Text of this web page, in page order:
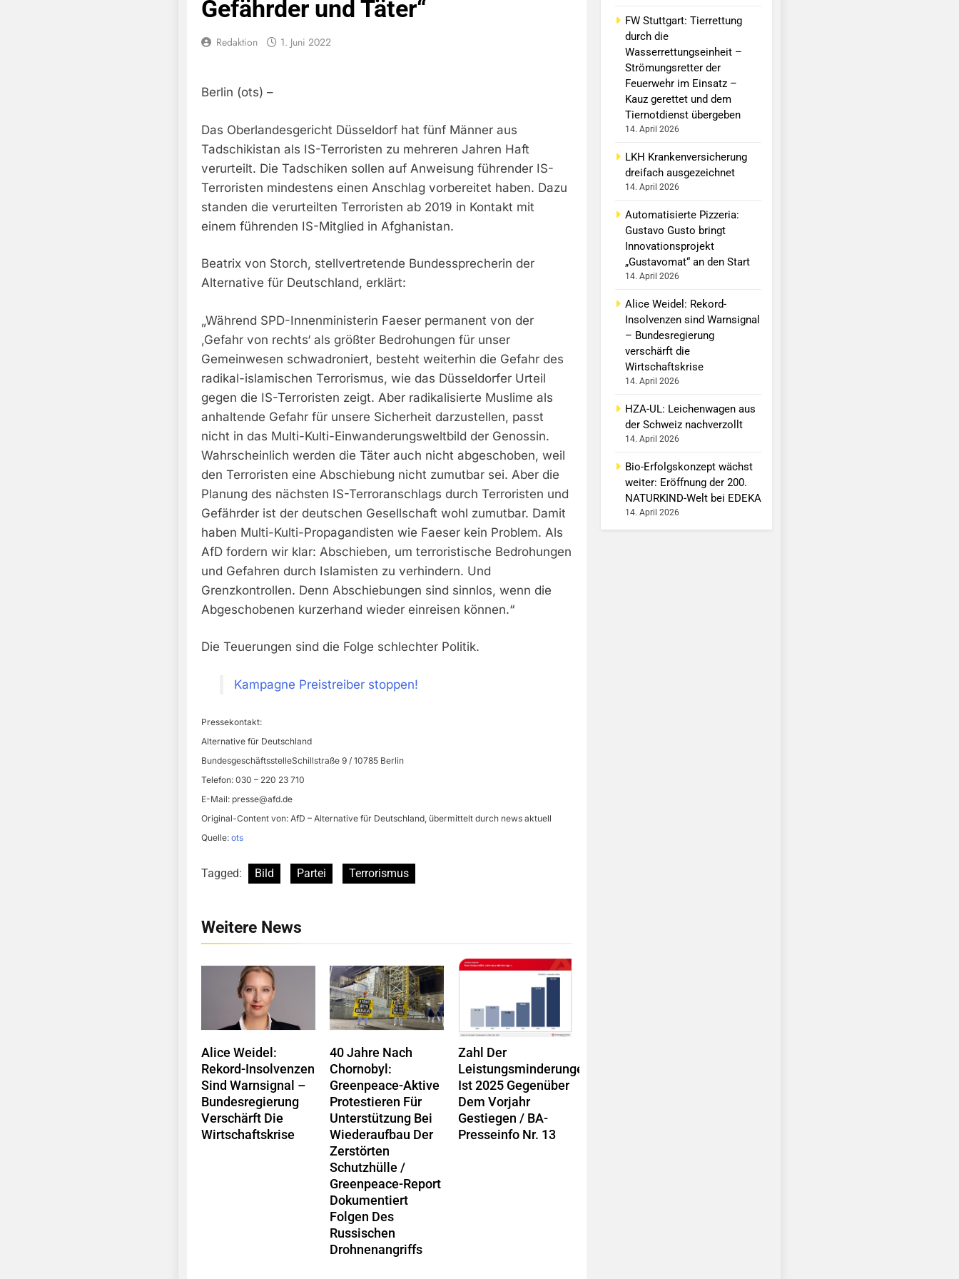
Gefährder und Täter“
Redaktion 1. Juni 2022
Berlin (ots) –
Das Oberlandesgericht Düsseldorf hat fünf Männer aus
Tadschikistan als IS-Terroristen zu mehreren Jahren Haft
verurteilt. Die Tadschiken sollen auf Anweisung führender IS-
Terroristen mindestens einen Anschlag vorbereitet haben. Dazu
standen die verurteilten Terroristen ab 2019 in Kontakt mit
einem führenden IS-Mitglied in Afghanistan.
Beatrix von Storch, stellvertretende Bundessprecherin der
Alternative für Deutschland, erklärt:
„Während SPD-Innenministerin Faeser permanent von der
‚Gefahr von rechts‘ als größter Bedrohungen für unser
Gemeinwesen schwadroniert, besteht weiterhin die Gefahr des
radikal-islamischen Terrorismus, wie das Düsseldorfer Urteil
gegen die IS-Terroristen zeigt. Aber radikalisierte Muslime als
anhaltende Gefahr für unsere Sicherheit darzustellen, passt
nicht in das Multi-Kulti-Einwanderungsweltbild der Genossin.
Wahrscheinlich werden die Täter auch nicht abgeschoben, weil
den Terroristen eine Abschiebung nicht zumutbar sei. Aber die
Planung des nächsten IS-Terroranschlags durch Terroristen und
Gefährder ist der deutschen Gesellschaft wohl zumutbar. Damit
haben Multi-Kulti-Propagandisten wie Faeser kein Problem. Als
AfD fordern wir klar: Abschieben, um terroristische Bedrohungen
und Gefahren durch Islamisten zu verhindern. Und
Grenzkontrollen. Denn Abschiebungen sind sinnlos, wenn die
Abgeschobenen kurzerhand wieder einreisen können.“
Die Teuerungen sind die Folge schlechter Politik.
Kampagne Preistreiber stoppen!
Pressekontakt:
Alternative für Deutschland
BundesgeschäftsstelleSchillstraße 9 / 10785 Berlin
Telefon: 030 – 220 23 710
E-Mail: presse@afd.de
Original-Content von: AfD – Alternative für Deutschland, übermittelt durch news aktuell
Quelle: ots
Tagged: Bild Partei Terrorismus
Weitere News
Alice Weidel:
Rekord-Insolvenzen
Sind Warnsignal –
Bundesregierung
Verschärft Die
Wirtschaftskrise
40 Jahre Nach
Chornobyl:
Greenpeace-Aktive
Protestieren Für
Unterstützung Bei
Wiederaufbau Der
Zerstörten
Schutzhülle /
Greenpeace-Report
Dokumentiert
Folgen Des
Russischen
Drohnenangriffs
Zahl Der
Leistungsminderungen
Ist 2025 Gegenüber
Dem Vorjahr
Gestiegen / BA-
Presseinfo Nr. 13
FW Stuttgart: Tierrettung
durch die
Wasserrettungseinheit –
Strömungsretter der
Feuerwehr im Einsatz –
Kauz gerettet und dem
Tiernotdienst übergeben
14. April 2026
LKH Krankenversicherung
dreifach ausgezeichnet
14. April 2026
Automatisierte Pizzeria:
Gustavo Gusto bringt
Innovationsprojekt
„Gustavomat“ an den Start
14. April 2026
Alice Weidel: Rekord-
Insolvenzen sind Warnsignal
– Bundesregierung
verschärft die
Wirtschaftskrise
14. April 2026
HZA-UL: Leichenwagen aus
der Schweiz nachverzollt
14. April 2026
Bio-Erfolgskonzept wächst
weiter: Eröffnung der 200.
NATURKIND-Welt bei EDEKA
14. April 2026